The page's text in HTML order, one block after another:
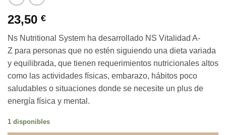
23,50 €
Ns Nutritional System ha desarrollado NS Vitalidad A-
Z para personas que no estén siguiendo una dieta variada
y equilibrada, que tienen requerimientos nutricionales altos
como las actividades físicas, embarazo, hábitos poco
saludables o situaciones donde se necesite un plus de
energía física y mental.
1 disponibles